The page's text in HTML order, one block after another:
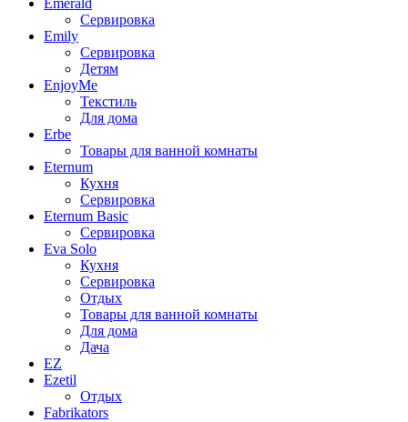
Emerald
Сервировка
Emily
Сервировка
Детям
EnjoyMe
Текстиль
Для дома
Erbe
Товары для ванной комнаты
Eternum
Кухня
Сервировка
Eternum Basic
Сервировка
Eva Solo
Кухня
Сервировка
Отдых
Товары для ванной комнаты
Для дома
Дача
EZ
Ezetil
Отдых
Fabrikators